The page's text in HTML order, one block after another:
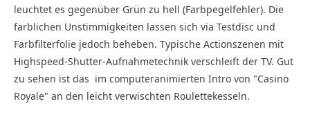
leuchtet es gegenüber Grün zu hell (Farbpegelfehler). Die
farblichen Unstimmigkeiten lassen sich via Testdisc und
Farbfilterfolie jedoch beheben. Typische Actionszenen mit
Highspeed-Shutter-Aufnahmetechnik verschleift der TV. Gut
zu sehen ist das im computeranimierten Intro von "Casino
Royale" an den leicht verwischten Roulettekesseln.